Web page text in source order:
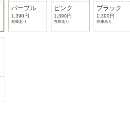
パープル
1,390円
在庫あり
ピンク
1,390円
在庫あり
ブラック
1,390円
在庫あり